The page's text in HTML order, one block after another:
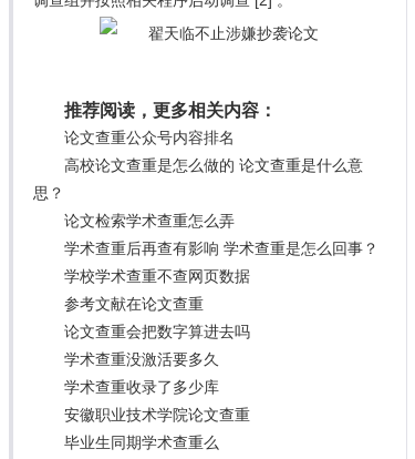
推荐阅读，更多相关内容：
论文查重公众号内容排名
高校论文查重是怎么做的 论文查重是什么意
思？
论文检索学术查重怎么弄
学术查重后再查有影响 学术查重是怎么回事？
学校学术查重不查网页数据
参考文献在论文查重
论文查重会把数字算进去吗
学术查重没激活要多久
学术查重收录了多少库
安徽职业技术学院论文查重
毕业生同期学术查重么